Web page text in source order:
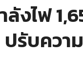
ลังไฟ
รับความ